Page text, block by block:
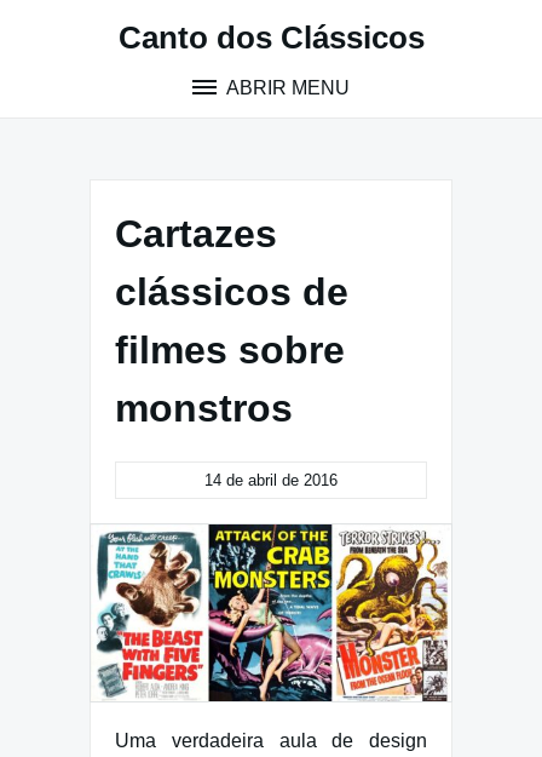
Canto dos Clássicos
ABRIR MENU
Cartazes
clássicos de
filmes sobre
monstros
14 de abril de 2016
Uma verdadeira aula de design